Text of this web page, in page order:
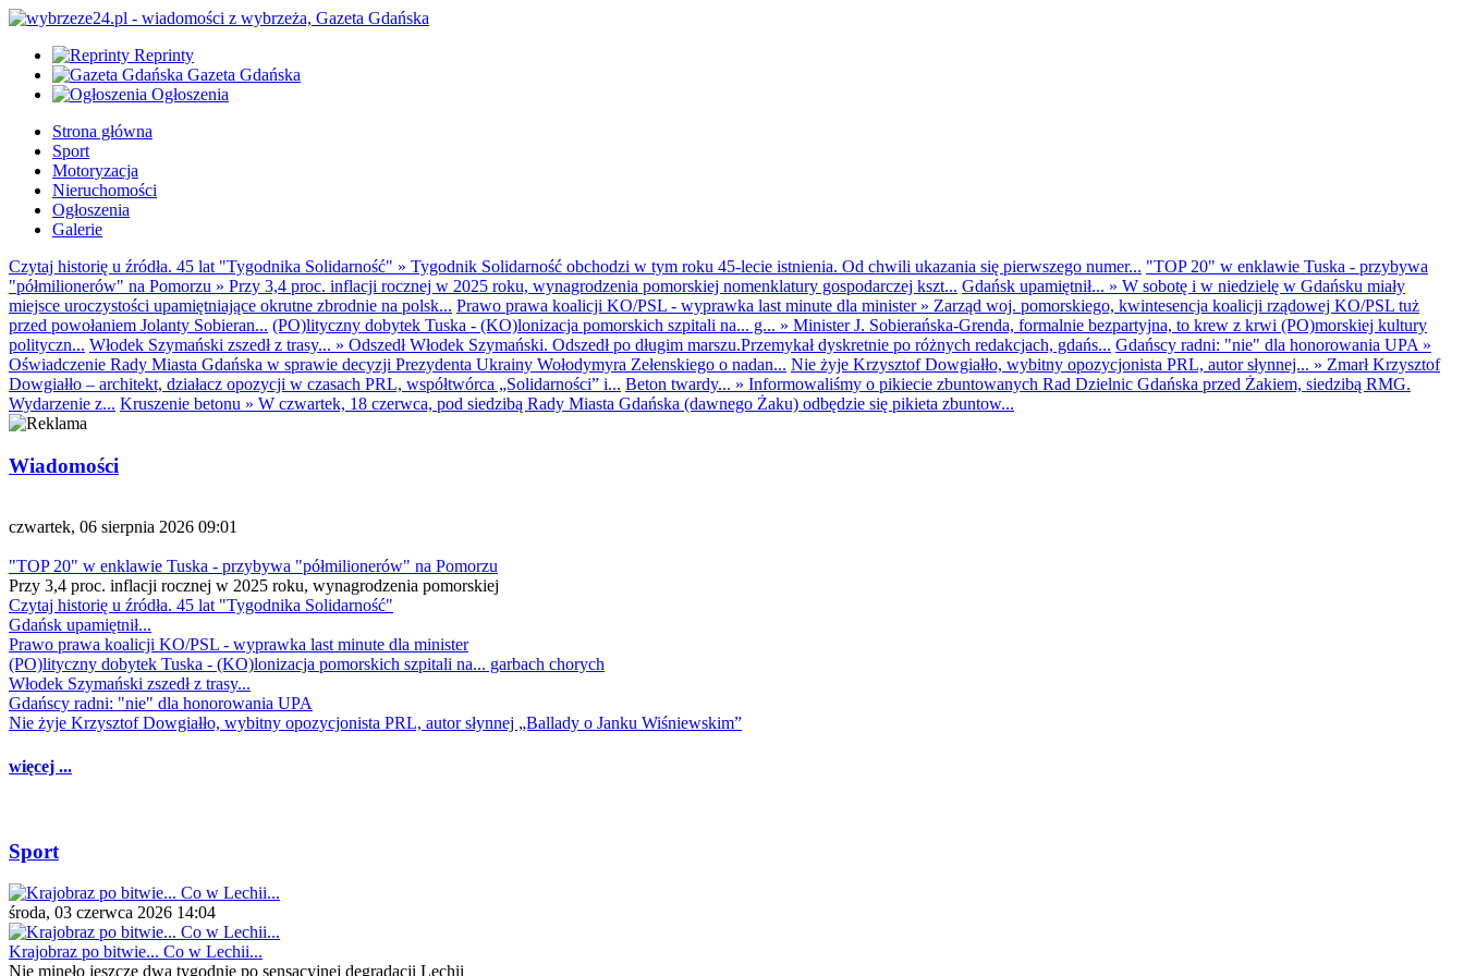
Reprinty
Gazeta Gdańska
Ogłoszenia
Strona główna
Sport
Motoryzacja
Nieruchomości
Ogłoszenia
Galerie
Czytaj historię u źródła. 45 lat "Tygodnika Solidarność" » Tygodnik Solidarność obchodzi w tym roku 45-lecie istnienia. Od chwili ukazania się pierwszego numer... "TOP 20" w enklawie Tuska - przybywa
"półmilionerów" na Pomorzu » Przy 3,4 proc. inflacji rocznej w 2025 roku, wynagrodzenia pomorskiej nomenklatury gospodarczej kszt... Gdańsk upamiętnił... » W sobotę i w niedzielę w Gdańsku miały
miejsce uroczystości upamiętniające okrutne zbrodnie na polsk... Prawo prawa koalicji KO/PSL - wyprawka last minute dla minister» Zarząd woj. pomorskiego, kwintesencja koalicji rządowej KO/PSL tuż
przed powołaniem Jolanty Sobieran... (PO)lityczny dobytek Tuska - (KO)lonizacja pomorskich szpitali na... g... » Minister J. Sobierańska-Grenda, formalnie bezpartyjna, to krew z krwi (PO)morskiej kultury
polityczn... Włodek Szymański zszedł z trasy... » Odszedł Włodek Szymański. Odszedł po długim marszu.Przemykał dyskretnie po różnych redakcjach, gdańs... Gdańscy radni: "nie" dla honorowania UPA »
Oświadczenie Rady Miasta Gdańska w sprawie decyzji Prezydenta Ukrainy Wołodymyra Zełenskiego o nadan... Nie żyje Krzysztof Dowgiałło, wybitny opozycjonista PRL, autor słynnej... » Zmarł Krzysztof
Dowgiałło – architekt, działacz opozycji w czasach PRL, współtwórca „Solidarności” i... Beton twardy... » Informowaliśmy o pikiecie zbuntowanych Rad Dzielnic Gdańska przed Żakiem, siedzibą RMG.
Wydarzenie z... Kruszenie betonu » W czwartek, 18 czerwca, pod siedzibą Rady Miasta Gdańska (dawnego Żaku) odbędzie się pikieta zbuntow...
Wiadomości
czwartek, 06 sierpnia 2026 09:01
"TOP 20" w enklawie Tuska - przybywa "półmilionerów" na Pomorzu
Przy 3,4 proc. inflacji rocznej w 2025 roku, wynagrodzenia pomorskiej
Czytaj historię u źródła. 45 lat "Tygodnika Solidarność"
Gdańsk upamiętnił...
Prawo prawa koalicji KO/PSL - wyprawka last minute dla minister
(PO)lityczny dobytek Tuska - (KO)lonizacja pomorskich szpitali na... garbach chorych
Włodek Szymański zszedł z trasy...
Gdańscy radni: "nie" dla honorowania UPA
Nie żyje Krzysztof Dowgiałło, wybitny opozycjonista PRL, autor słynnej „Ballady o Janku Wiśniewskim”
więcej ...
Sport
środa, 03 czerwca 2026 14:04
Krajobraz po bitwie... Co w Lechii...
Nie minęło jeszcze dwa tygodnie po sensacyjnej degradacji Lechii